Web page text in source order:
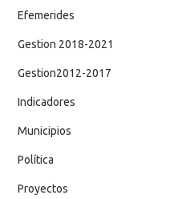
Efemerides
Gestion 2018-2021
Gestion2012-2017
Indicadores
Municipios
Política
Proyectos